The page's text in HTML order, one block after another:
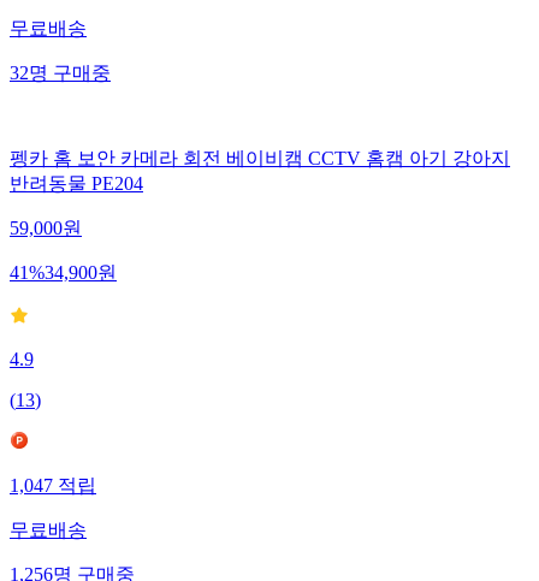
무료배송
32명구매중
펭카 홈 보안 카메라 회전 베이비캠 CCTV 홈캠 아기 강아지
반려동물 PE204
59,000원
41%34,900원
4.9
(13)
1,047적립
무료배송